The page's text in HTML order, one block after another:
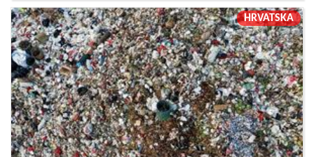
HRVATSKA